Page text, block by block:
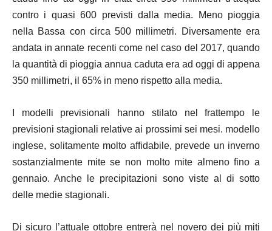
contro i quasi 600 previsti dalla media. Meno pioggia
nella Bassa con circa 500 millimetri. Diversamente era
andata in annate recenti come nel caso del 2017, quando
la quantità di pioggia annua caduta era ad oggi di appena
350 millimetri, il 65% in meno rispetto alla media.
I modelli previsionali hanno stilato nel frattempo le
previsioni stagionali relative ai prossimi sei mesi. modello
inglese, solitamente molto affidabile, prevede un inverno
sostanzialmente mite se non molto mite almeno fino a
gennaio. Anche le precipitazioni sono viste al di sotto
delle medie stagionali.
Di sicuro l’attuale ottobre entrerà nel novero dei più miti